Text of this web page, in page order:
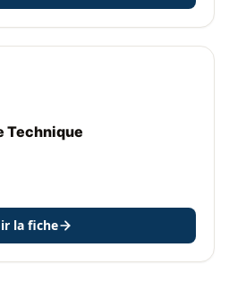
Technique
la fiche